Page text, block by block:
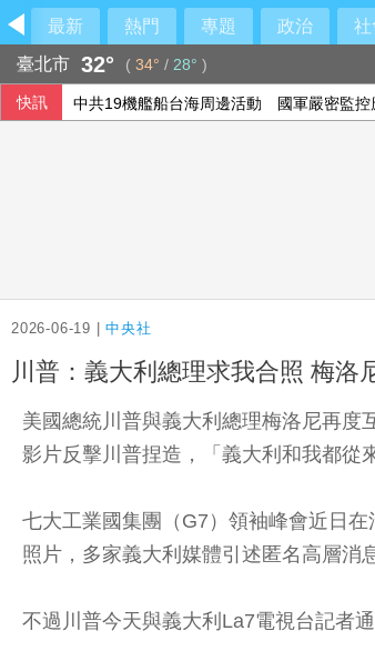
最新 熱門 專題 政治 社
臺北市 32° ( 34° / 28° )
快訊 中共19機艦船台海周邊活動 國軍嚴密監控
2026-06-19 |中央社
川普：義大利總理求我合照 梅洛
美國總統川普與義大利總理梅洛尼再度
影片反擊川普捏造，「義大利和我都從
七大工業國集團（G7）領袖峰會近日
照片，多家義大利媒體引述匿名高層消
不過川普今天與義大利La7電視台記者